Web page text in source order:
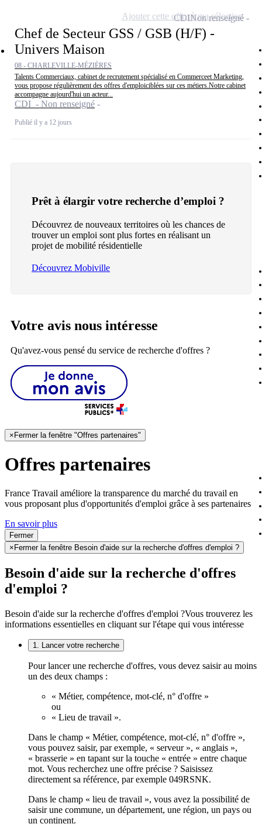
Chef de Secteur GSS / GSB (H/F) -
Univers Maison
08 - CHARLEVILLE-MÉZIÈRES
Talents Commerciaux, cabinet de recrutement spécialisé en Commerceet Marketing,
vous propose régulièrement des offres d'emploiciblées sur ces métiers.Notre cabinet
accompagne aujourd'hui un acteur...
CDI - Non renseigné
Publié il y a 12 jours
CDINon renseigné
Ajouter cette offre à ma sélection
Prêt à élargir votre recherche d’emploi ?
Découvrez de nouveaux territoires où les chances de
trouver un emploi sont plus fortes en réalisant un
projet de mobilité résidentielle
Découvrez Mobiville
Votre avis nous intéresse
Qu'avez-vous pensé du service de recherche d'offres ?
× Fermer la fenêtre "Offres partenaires"
Offres partenaires
France Travail améliore la transparence du marché du travail en
vous proposant plus d'opportunités d'emploi grâce à ses partenaires
En savoir plus
Fermer
× Fermer la fenêtre Besoin d'aide sur la recherche d'offres d'emploi ?
Besoin d'aide sur la recherche d'offres
d'emploi ?
Besoin d'aide sur la recherche d'offres d'emploi ?Vous trouverez les
informations essentielles en cliquant sur l'étape qui vous intéresse
1. Lancer votre recherche
Pour lancer une recherche d'offres, vous devez saisir au moins
un des deux champs :
« Métier, compétence, mot-clé, n° d'offre »
ou
« Lieu de travail ».
Dans le champ « Métier, compétence, mot-clé, n° d'offre »,
vous pouvez saisir, par exemple, « serveur », « anglais »,
« brasserie » en tapant sur la touche « entrée » entre chaque
mot. Vous recherchez une offre précise ? Saisissez
directement sa référence, par exemple 049RSNK.
Dans le champ « lieu de travail », vous avez la possibilité de
saisir une commune, un département, une région, un pays ou
un continent.